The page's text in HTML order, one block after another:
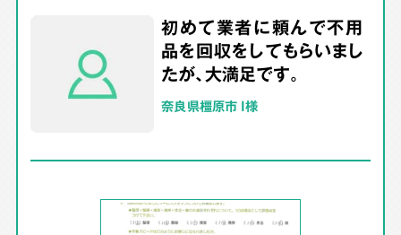
初めて業者に頼んで不用
品を回収をしてもらいまし
たが、大満足です。
奈良県橿原市 I様